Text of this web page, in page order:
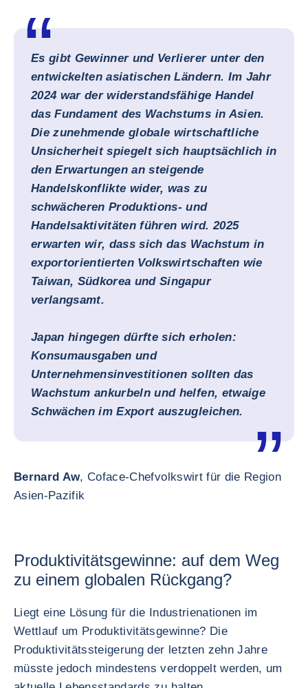
Es gibt Gewinner und Verlierer unter den
entwickelten asiatischen Ländern. Im Jahr
2024 war der widerstandsfähige Handel
das Fundament des Wachstums in Asien.
Die zunehmende globale wirtschaftliche
Unsicherheit spiegelt sich hauptsächlich in
den Erwartungen an steigende
Handelskonflikte wider, was zu
schwächeren Produktions- und
Handelsaktivitäten führen wird. 2025
erwarten wir, dass sich das Wachstum in
exportorientierten Volkswirtschaften wie
Taiwan, Südkorea und Singapur
verlangsamt.
Japan hingegen dürfte sich erholen:
Konsumausgaben und
Unternehmensinvestitionen sollten das
Wachstum ankurbeln und helfen, etwaige
Schwächen im Export auszugleichen.
Bernard Aw, Coface-Chefvolkswirt für die Region
Asien-Pazifik
Produktivitätsgewinne: auf dem Weg
zu einem globalen Rückgang?
Liegt eine Lösung für die Industrienationen im
Wettlauf um Produktivitätsgewinne? Die
Produktivitätssteigerung der letzten zehn Jahre
müsste jedoch mindestens verdoppelt werden, um